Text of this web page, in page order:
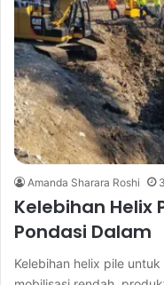
Amanda Sharara Roshi
Kelebihan Helix
Pondasi Dalam
Kelebihan helix pile